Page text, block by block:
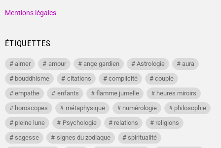
Mentions légales
ÉTIQUETTES
aimer amour ange gardien Astrologie
aura
bouddhisme
citations complicité
couple
empathe
enfants flamme jumelle
heures miroirs
horoscopes
métaphysique numérologie
philosophie
pleine lune
Psychologie relations
religions
sagesse
signes du zodiaque
spiritualité